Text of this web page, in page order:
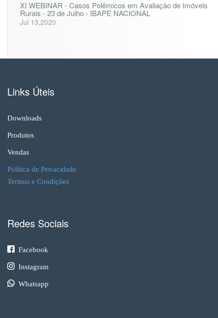
XI WEBINAR - Casos Polêmicos em Avaliação de Imóveis
Rurais - 23 de Julho - IBAPE NACIONAL
Jul 13,2020
Links Úteis
Downloads
Produtos
Vendas
Política de Privacidade
Termos e Condições
Redes Sociais
Facebook
Instagram
Whatsapp